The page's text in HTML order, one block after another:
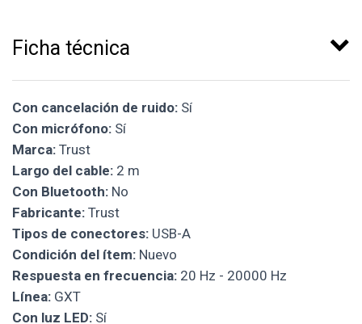
Ficha técnica
Con cancelación de ruido: Sí
Con micrófono: Sí
Marca: Trust
Largo del cable: 2 m
Con Bluetooth: No
Fabricante: Trust
Tipos de conectores: USB-A
Condición del ítem: Nuevo
Respuesta en frecuencia: 20 Hz - 20000 Hz
Línea: GXT
Con luz LED: Sí